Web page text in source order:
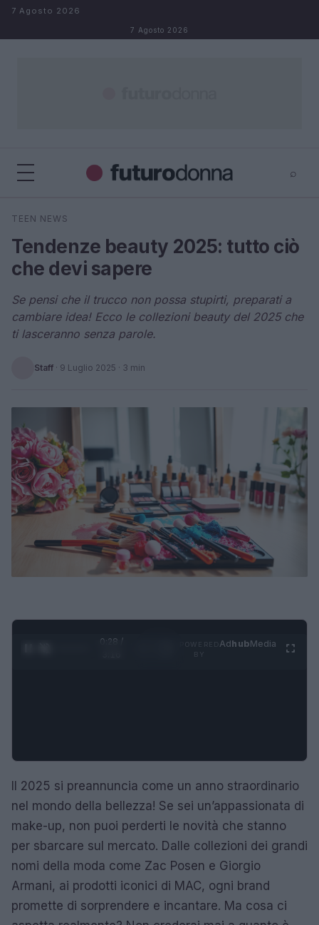
Salta al contenuto
7 Agosto 2026
7 Agosto 2026
⌕
Cerca
TEEN NEWS
Tendenze beauty 2025: tutto ciò
che devi sapere
Se pensi che il trucco non possa stupirti, preparati a
cambiare idea! Ecco le collezioni beauty del 2025 che
ti lasceranno senza parole.
Staff · 9 Luglio 2025 · 3 min
0:29 /
AdhubMedia
Il 2025 si preannuncia come un anno straordinario
nel mondo della bellezza! Se sei un’appassionata di
make-up, non puoi perderti le novità che stanno
per sbarcare sul mercato. Dalle collezioni dei grandi
nomi della moda come Zac Posen e Giorgio
Armani, ai prodotti iconici di MAC, ogni brand
promette di sorprendere e incantare. Ma cosa ci